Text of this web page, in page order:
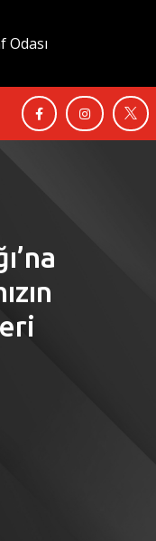
Odası
  